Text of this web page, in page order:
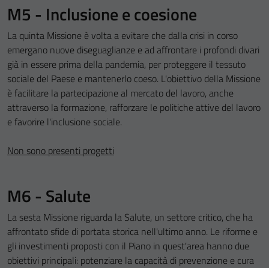
M5 - Inclusione e coesione
La quinta Missione è volta a evitare che dalla crisi in corso
emergano nuove diseguaglianze e ad affrontare i profondi divari
già in essere prima della pandemia, per proteggere il tessuto
sociale del Paese e mantenerlo coeso. L'obiettivo della Missione
è facilitare la partecipazione al mercato del lavoro, anche
attraverso la formazione, rafforzare le politiche attive del lavoro
e favorire l'inclusione sociale.
Non sono presenti progetti
M6 - Salute
La sesta Missione riguarda la Salute, un settore critico, che ha
affrontato sfide di portata storica nell'ultimo anno. Le riforme e
gli investimenti proposti con il Piano in quest'area hanno due
obiettivi principali: potenziare la capacità di prevenzione e cura